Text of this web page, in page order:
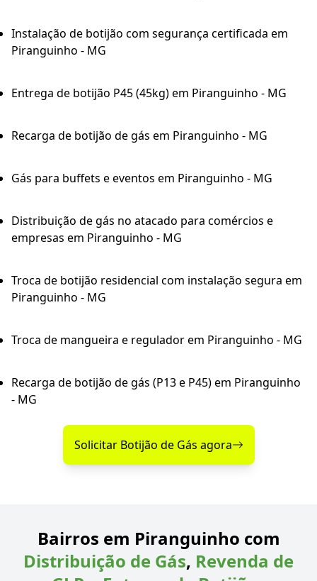
Instalação de botijão com segurança certificada em
Piranguinho - MG
Entrega de botijão P45 (45kg) em Piranguinho - MG
Recarga de botijão de gás em Piranguinho - MG
Gás para buffets e eventos em Piranguinho - MG
Distribuição de gás no atacado para comércios e
empresas em Piranguinho - MG
Troca de botijão residencial com instalação segura em
Piranguinho - MG
Troca de mangueira e regulador em Piranguinho - MG
Recarga de botijão de gás (P13 e P45) em Piranguinho
- MG
Solicitar Botijão de Gás agora
Bairros em Piranguinho com
Distribuição de Gás, Revenda de